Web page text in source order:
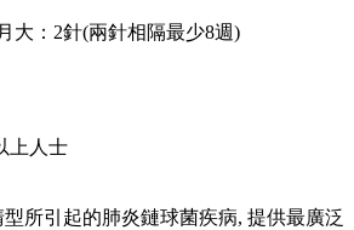
大：2針(兩針相隔最少8週)
上人士
所引起的肺炎鏈球菌疾病, 提供最廣泛